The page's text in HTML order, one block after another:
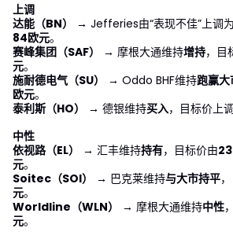
上调
达能（BN）
→ Jefferies由“表现不佳”上调为
84欧元。
赛峰集团（SAF）
→ 摩根大通维持增持，目
元。
施耐德电气（SU）
→ Oddo BHF维持跑赢大
欧元。
泰利斯（HO）
→ 德银维持买入，目标价上调
中性
依视路（EL）
→ 汇丰维持持有，目标价由
元。
Soitec（SOI）
→ 巴克莱维持与大市持平
元。
Worldline（WLN）
→ 摩根大通维持中性
元。